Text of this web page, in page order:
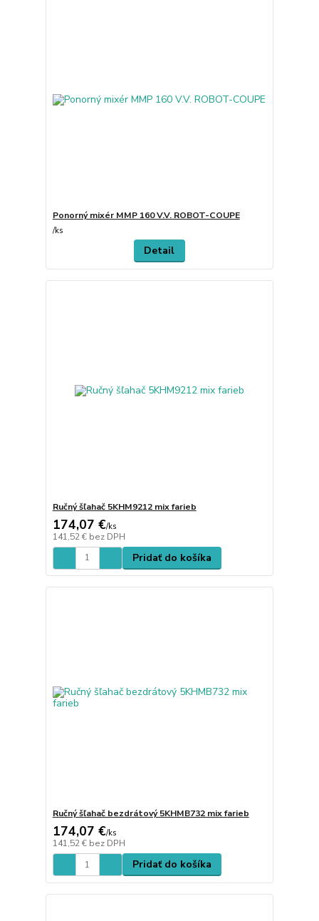
Ponorný mixér MMP 160 V.V. ROBOT-COUPE
/ks
Detail
Ručný šľahač 5KHM9212 mix farieb
174,07 €/ks
141,52 € bez DPH
Pridať do košíka
Ručný šľahač bezdrátový 5KHMB732 mix farieb
174,07 €/ks
141,52 € bez DPH
Pridať do košíka